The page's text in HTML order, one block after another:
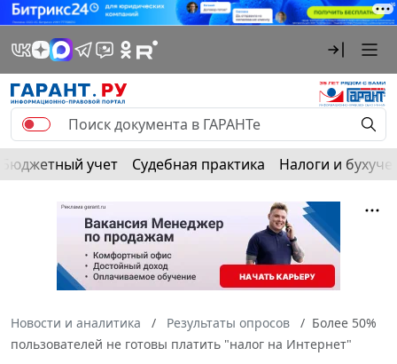
Бюджетный учет Судебная практика Налоги и
Новости и аналитика Результаты опросов
Более 50%
пользователей не готовы платить "налог на Интернет"